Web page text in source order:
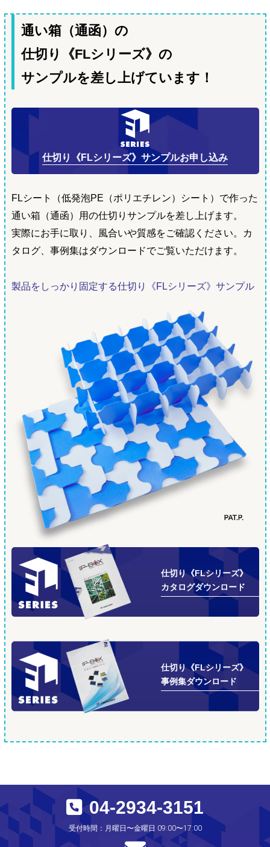
通い箱（通函）の
仕切り《FLシリーズ》の
サンプルを差し上げています！
仕切り《FLシリーズ》サンプルお申し込み
FLシート（低発泡PE（ポリエチレン）シート）で作った
通い箱（通函）用の仕切りサンプルを差し上げます。
実際にお手に取り、風合いや質感をご確認ください。カ
タログ、事例集はダウンロードでご覧いただけます。
製品をしっかり固定する仕切り《FLシリーズ》サンプル
仕切り《FLシリーズ》
カタログダウンロード
仕切り《FLシリーズ》
事例集ダウンロード
04-2934-3151
受付時間：月曜日〜金曜日 09:00〜17:00